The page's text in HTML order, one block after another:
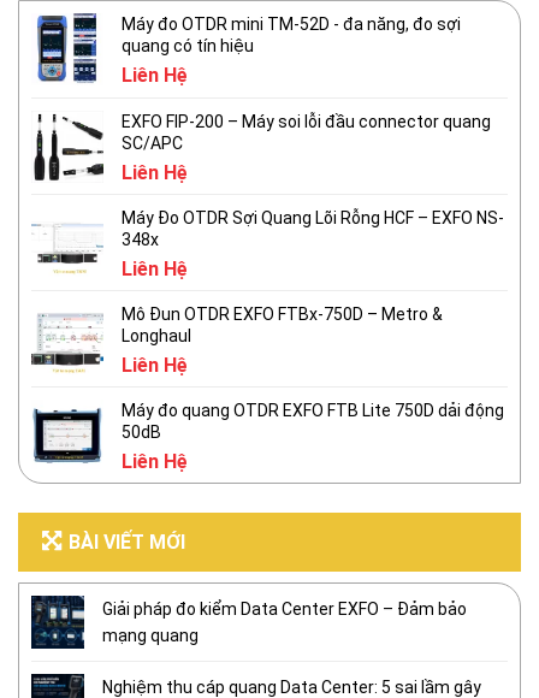
Máy đo OTDR mini TM-52D - đa năng, đo sợi
quang có tín hiệu
Liên Hệ
EXFO FIP-200 – Máy soi lỗi đầu connector quang
SC/APC
Liên Hệ
Máy Đo OTDR Sợi Quang Lõi Rỗng HCF – EXFO NS-
348x
Liên Hệ
Mô Đun OTDR EXFO FTBx-750D – Metro &
Longhaul
Liên Hệ
Máy đo quang OTDR EXFO FTB Lite 750D dải động
50dB
Liên Hệ
BÀI VIẾT MỚI
Giải pháp đo kiểm Data Center EXFO – Đảm bảo
mạng quang
Nghiệm thu cáp quang Data Center: 5 sai lầm gây